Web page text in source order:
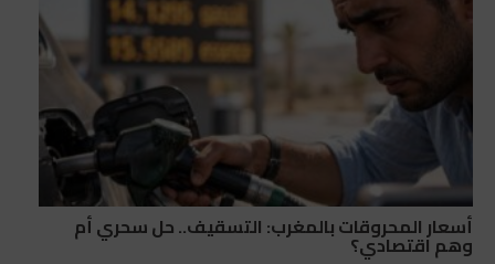
أسعار المحروقات بالمغرب: التسقيف.. حل سحري أم
وهم اقتصادي؟